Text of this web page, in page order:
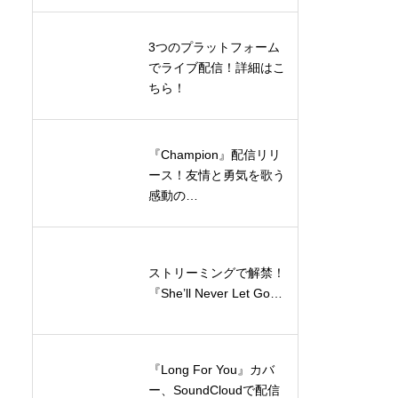
3つのプラットフォーム
でライブ配信！詳細はこ
ちら！
『Champion』配信リリ
ース！友情と勇気を歌う
感動の…
ストリーミングで解禁！
『She’ll Never Let Go…
『Long For You』カバ
ー、SoundCloudで配信